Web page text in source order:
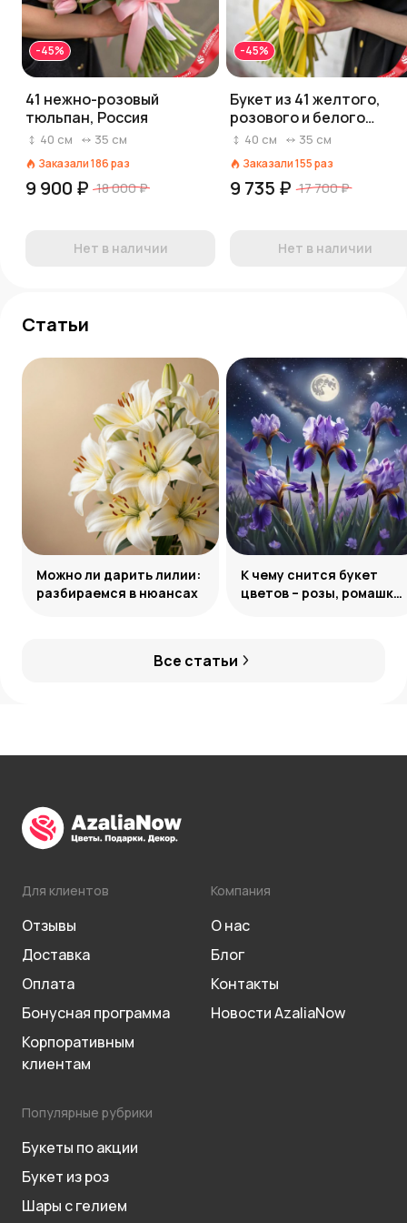
-45%
41 нежно-розовый
тюльпан, Россия
40 см 35 см
Заказали186раз
9 900 ₽ 18 000 ₽
Нет в наличии
-45%
Букет из 41 желтого,
розового и белого
тюльпана
40 см 35 см
Заказали155раз
9 735 ₽ 17 700 ₽
Нет в наличии
Статьи
Все статьи
Можно ли дарить лилии:
разбираемся в нюансах
К чему снится букет
цветов – розы, ромашки,
Для клиентов
Отзывы
Доставка
Оплата
Бонусная программа
Корпоративным
клиентам
Компания
О нас
Блог
Контакты
Новости AzaliaNow
Популярные рубрики
Букеты по акции
Букет из роз
Шары с гелием